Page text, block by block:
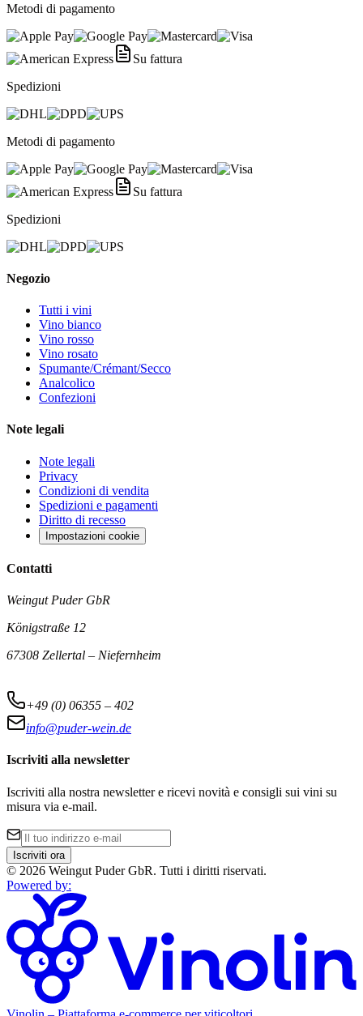
Metodi di pagamento
Su fattura
Spedizioni
Metodi di pagamento
Su fattura
Spedizioni
Negozio
Tutti i vini
Vino bianco
Vino rosso
Vino rosato
Spumante/Crémant/Secco
Analcolico
Confezioni
Note legali
Note legali
Privacy
Condizioni di vendita
Spedizioni e pagamenti
Diritto di recesso
Impostazioni cookie
Contatti
Weingut Puder GbR
Königstraße 12
67308 Zellertal – Niefernheim
+49 (0) 06355 – 402
info@puder-wein.de
Iscriviti alla newsletter
Iscriviti alla nostra newsletter e ricevi novità e consigli sui vini su
misura via e-mail.
Iscriviti ora
© 2026 Weingut Puder GbR. Tutti i diritti riservati.
Powered by: